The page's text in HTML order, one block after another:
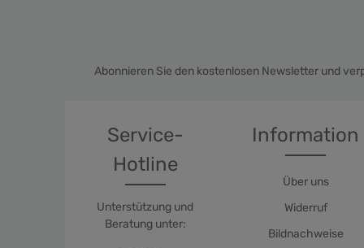
Abonnieren Sie den kostenlosen Newsletter und
Service-
Hotline
Unterstützung und
Beratung unter:
Information
Über uns
Widerruf
Bildnachweise